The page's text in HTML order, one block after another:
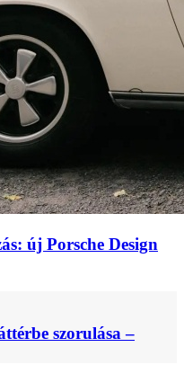
új Porsche Design
szorulása –